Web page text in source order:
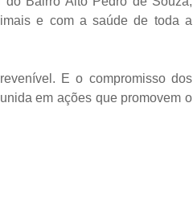
e com a saúde de toda a
E o compromisso dos
em ações que promovem o